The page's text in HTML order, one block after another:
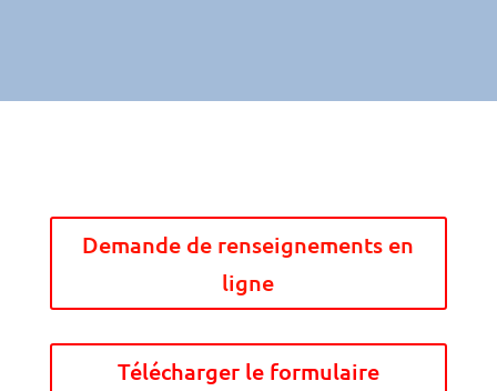
Demande de renseignements en
ligne
Télécharger le formulaire